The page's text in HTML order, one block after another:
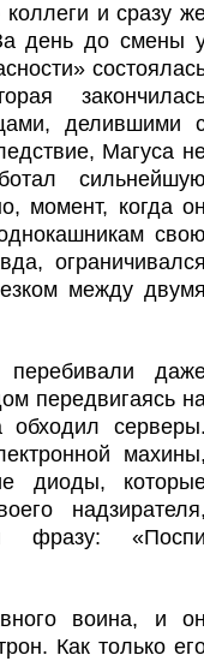
и сразу
день до смены
делившими
Магуса
момент, когда
между
перебивали
передвигаясь
обходил
диоды,
фразу:
воина, и
Как только